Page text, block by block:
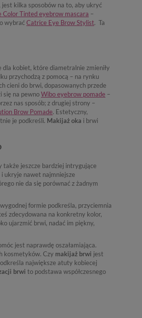
jest kilka sposobów na to, aby ukryć
Color Tinted eyebrow mascara –
wybraćCatrice Eye Brow Stylist. Ta
dla kobiet, które diametralnie zmieniły
przychodzą z pomocą – na rynku
cieni do brwi, dopasowanych przede
się na pewnoWibo eyebrow pomade –
nas sposób; z drugiej strony –
Brow Pomade. Estetyczny,
je podkreśli. Makijaż oka i brwi
jeszcze bardziej intrygujące
ukryje nawet najmniejsze
nie da się porównać z żadnym
formie podkreśla, przyciemnia
zdecydowana na konkretny kolor,
ujarzmić brwi, nadać im piękny,
jest naprawdę oszałamiająca.
kosmetyków. Czy makijaż brwi jest
największe atuty kobiecej
brwi to podstawa współczesnego